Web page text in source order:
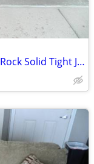
Solid Maple Wood Chairs ~ Set of 4 ~ Rock Solid Tight Joints